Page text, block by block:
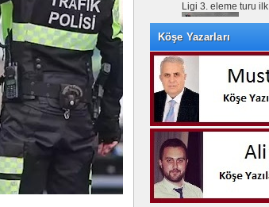
Ligi 3. eleme turu ilk
motosikletin
AVCILAR'da
sürücüsü ağır
kaza: 2 yaralı
İstanbul- İzmir
TIR'ın kamyona
Köşe Yazarları